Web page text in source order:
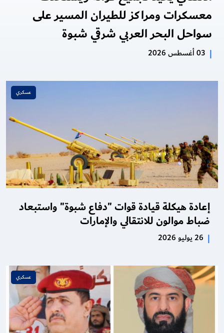
معسكرات ومراكز للطيران المسير على
سواحل البحر العربي شرقي شبوة
| 03 أغسطس 2026
عسكري
إعادة هيكلة قيادة قوات "دفاع شبوة" واستبعاد
ضباط موالون للانتقالي والإمارات
| 26 يوليو 2026
عسكري